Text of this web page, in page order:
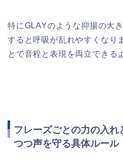
特にGLAYのような抑揚の大
すると呼吸が乱れやすくなり
とで音程と表現を両立できる
フレーズごとの力の入れ
つつ声を守る具体ルール